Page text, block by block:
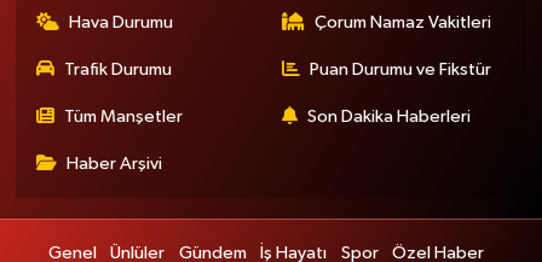
Hava Durumu Çorum Namaz Vakitleri
Trafik Durumu Puan Durumu ve Fikstür
Tüm Manşetler Son Dakika Haberleri
Haber Arşivi
Genel Ünlüler Gündem İş Hayatı Spor Özel Haber